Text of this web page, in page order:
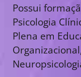
Possui
Psicologia
Plena em